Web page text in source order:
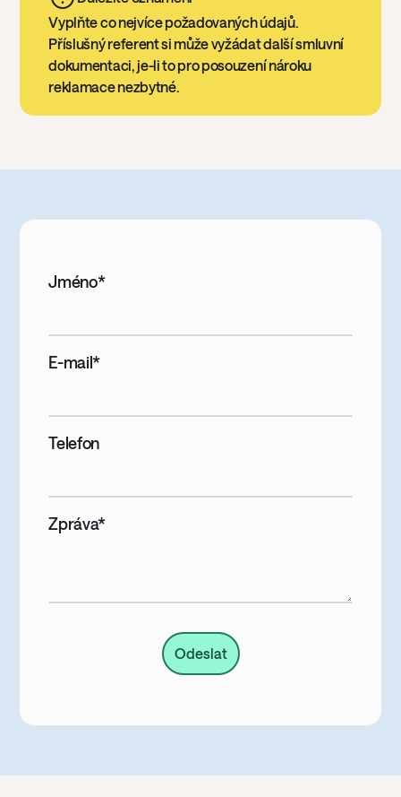
Vyplňte co nejvíce požadovaných údajů.
Příslušný referent si může vyžádat další smluvní
dokumentaci, je-li to pro posouzení nároku
reklamace nezbytné.
Jméno*
E-mail*
Telefon
Zpráva*